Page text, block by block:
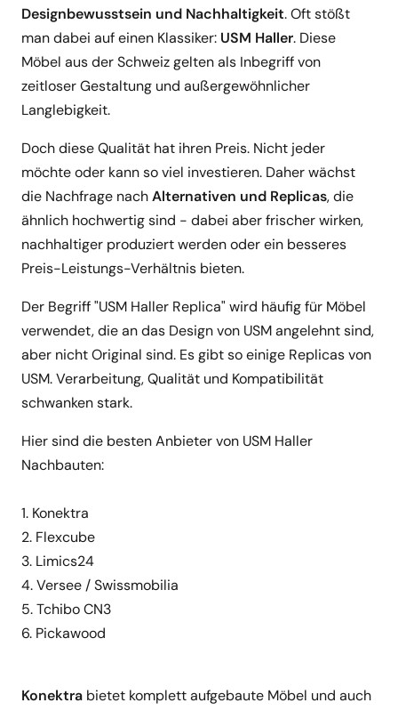
Designbewusstsein und Nachhaltigkeit. Oft stößt
man dabei auf einen Klassiker: USM Haller. Diese
Möbel aus der Schweiz gelten als Inbegriff von
zeitloser Gestaltung und außergewöhnlicher
Langlebigkeit.
Doch diese Qualität hat ihren Preis. Nicht jeder
möchte oder kann so viel investieren. Daher wächst
die Nachfrage nachAlternativen und Replicas, die
ähnlich hochwertig sind - dabei aber frischer wirken,
nachhaltiger produziert werden oder ein besseres
Preis-Leistungs-Verhältnis bieten.
Der Begriff "USM Haller Replica" wird häufig für Möbel
verwendet, die an das Design von USM angelehnt sind,
aber nicht Original sind. Es gibt so einige Replicas von
USM. Verarbeitung, Qualität und Kompatibilität
schwanken stark.
Hier sind die besten Anbieter von USM Haller
Nachbauten:
1. Konektra
2. Flexcube
3. Limics24
4. Versee / Swissmobilia
5. Tchibo CN3
6. Pickawood
Konektra bietet komplett aufgebaute Möbel und auch